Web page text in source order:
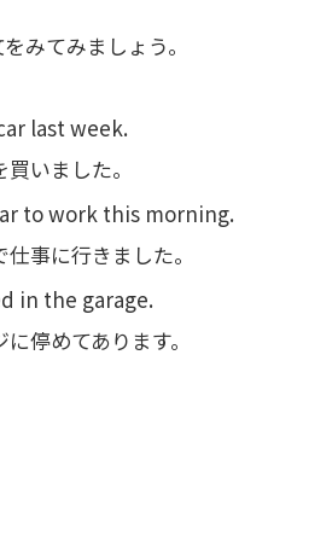
みてみましょう。
last week.
いました。
to work this morning.
事に行きました。
in the garage.
停めてあります。